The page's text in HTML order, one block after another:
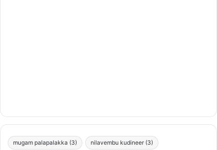
mugam palapalakka (3) nilavembu kudineer (3)